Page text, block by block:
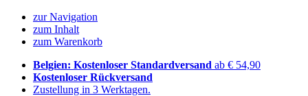
zur Navigation
zum Inhalt
zum Warenkorb
Belgien: Kostenloser Standardversand ab € 54,90
Kostenloser Rückversand
Zustellung in 3 Werktagen.